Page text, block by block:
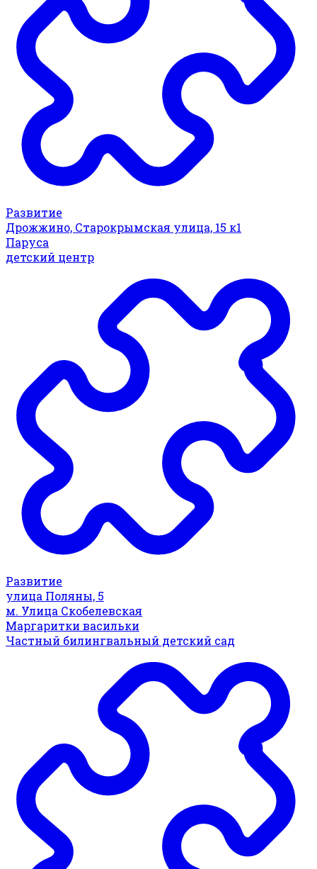
Развитие
Дрожжино, Старокрымская улица, 15 к1
Паруса
детский центр
Развитие
улица Поляны, 5
м. Улица Скобелевская
Маргаритки васильки
Частный билингвальный детский сад